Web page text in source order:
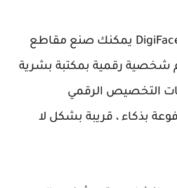
تطبيق DigiFace - digital human يمكنك صنع مقاطع
شخصية رقمية بمكتبة بشرية
التخصيص الرقمي
بذكاء ، قريبة بشكل لا